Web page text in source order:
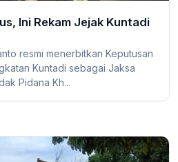
Ini Rekam Jejak Kuntadi
resmi menerbitkan Keputusan
Kuntadi sebagai Jaksa
Pidana Kh...